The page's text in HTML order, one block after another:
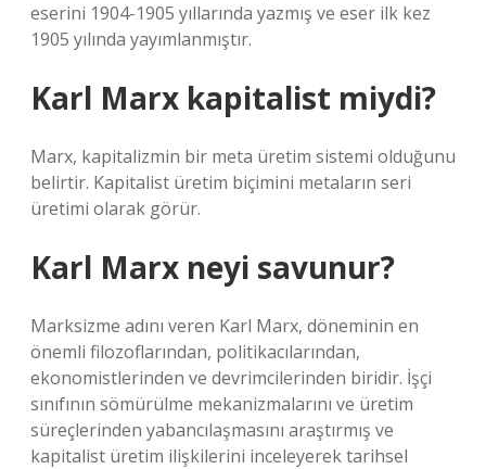
eserini 1904-1905 yıllarında yazmış ve eser ilk kez
1905 yılında yayımlanmıştır.
Karl Marx kapitalist miydi?
Marx, kapitalizmin bir meta üretim sistemi olduğunu
belirtir. Kapitalist üretim biçimini metaların seri
üretimi olarak görür.
Karl Marx neyi savunur?
Marksizme adını veren Karl Marx, döneminin en
önemli filozoflarından, politikacılarından,
ekonomistlerinden ve devrimcilerinden biridir. İşçi
sınıfının sömürülme mekanizmalarını ve üretim
süreçlerinden yabancılaşmasını araştırmış ve
kapitalist üretim ilişkilerini inceleyerek tarihsel